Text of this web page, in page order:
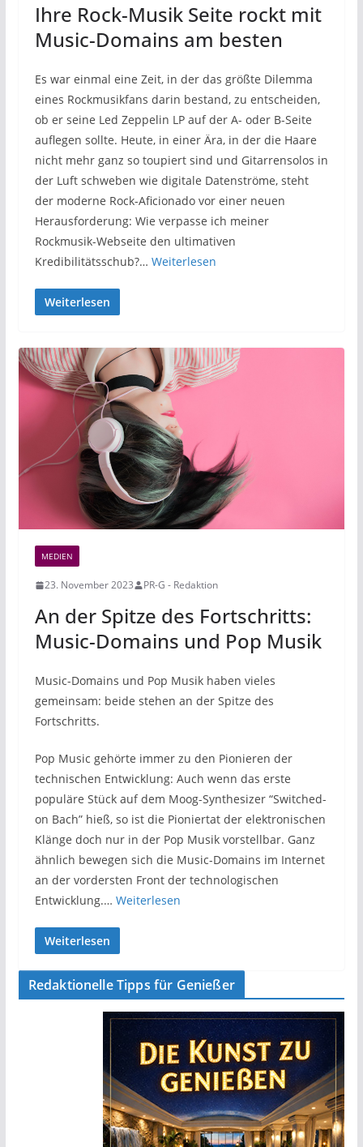
Ihre Rock-Musik Seite rockt mit
Music-Domains am besten
Es war einmal eine Zeit, in der das größte Dilemma
eines Rockmusikfans darin bestand, zu entscheiden,
ob er seine Led Zeppelin LP auf der A- oder B-Seite
auflegen sollte. Heute, in einer Ära, in der die Haare
nicht mehr ganz so toupiert sind und Gitarrensolos in
der Luft schweben wie digitale Datenströme, steht
der moderne Rock-Aficionado vor einer neuen
Herausforderung: Wie verpasse ich meiner
Rockmusik-Webseite den ultimativen
Kredibilitätsschub?… Weiterlesen
Weiterlesen
MEDIEN
23. November 2023 PR-G - Redaktion
An der Spitze des Fortschritts:
Music-Domains und Pop Musik
Music-Domains und Pop Musik haben vieles
gemeinsam: beide stehen an der Spitze des
Fortschritts.
Pop Music gehörte immer zu den Pionieren der
technischen Entwicklung: Auch wenn das erste
populäre Stück auf dem Moog-Synthesizer “Switched-
on Bach” hieß, so ist die Pioniertat der elektronischen
Klänge doch nur in der Pop Musik vorstellbar. Ganz
ähnlich bewegen sich die Music-Domains im Internet
an der vordersten Front der technologischen
Entwicklung.… Weiterlesen
Weiterlesen
Redaktionelle Tipps für Genießer